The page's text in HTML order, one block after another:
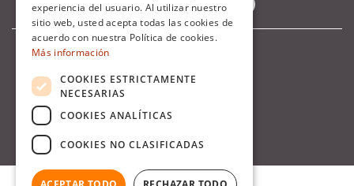
experiencia del usuario. Al utilizar nuestro
sitio web, usted acepta todas las cookies de
acuerdo con nuestra Política de cookies.
Más información
COOKIES ESTRICTAMENTE
NECESARIAS
COOKIES ANALÍTICAS
COOKIES NO CLASIFICADAS